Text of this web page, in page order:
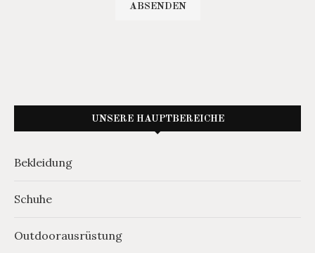
UNSERE HAUPTBEREICHE
Bekleidung
Schuhe
Outdoorausrüstung